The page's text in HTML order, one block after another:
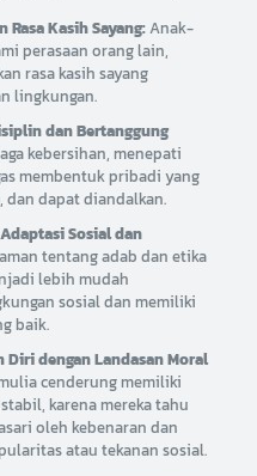
Kasih Sayang:Anak-
perasaan orang lain,
rasa kasih sayang
lingkungan.
dan Bertanggung
kebersihan, menepati
membentuk pribadi yang
dapat diandalkan.
Sosial dan
tentang adab dan etika
lebih mudah
sosial dan memiliki
baik.
Diri dengan Landasan Moral
cenderung memiliki
karena mereka tahu
oleh kebenaran dan
atau tekanan sosial.